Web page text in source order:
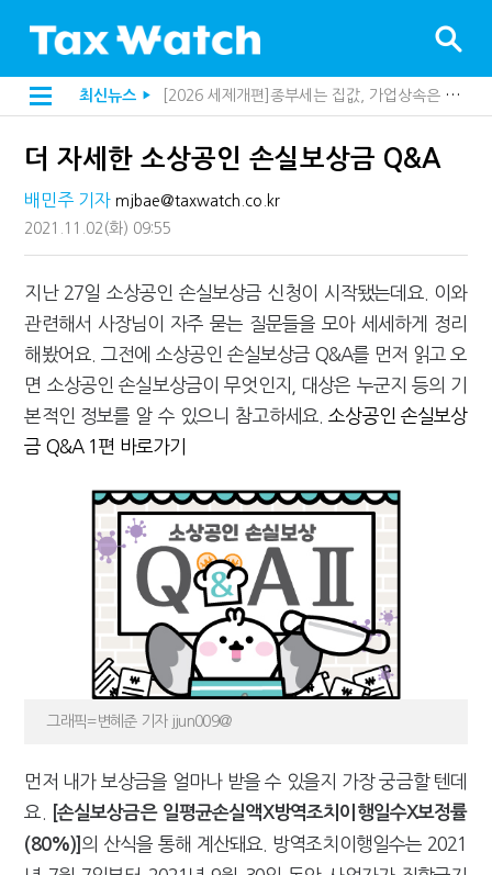
최신뉴스 ▶
[2026 세제개편]종부세는 집값, 가업상속은 기술…납세자가 꼭 볼 5가지
[2026 세제개편]10년 실거주도 불안…1주택자 세 부담 어떻게 달라질까
전자담배 통관, 이제 제품이 아니라 공급망을 본다
미국 301조 新관세, 다음은 '공급과잉 관세'인가
[인터뷰]"어떤 건물을 팔까요"…세무사에게 부동산 고민을 털어놓는 이유
"세무플랫폼 문제 해결될 것"…세무사회 진단, 왜
배달라이더 원천징수 세금 인하…환급 플랫폼 수익성 악화될까
고액자산가 더 옥죈다…해외신탁 미신고 제보에 포상금
반도체·AI로봇 국내 생산땐 세금 깎아준다
더 자세한 소상공인 손실보상금 Q&A
배민주 기자 mjbae@taxwatch.co.kr
2021.11.02 (화) 09:55
지난 27일 소상공인 손실보상금 신청이 시작됐는데요. 이와
관련해서 사장님이 자주 묻는 질문들을 모아 세세하게 정리
해봤어요. 그전에 소상공인 손실보상금 Q&A를 먼저 읽고 오
면 소상공인 손실보상금이 무엇인지, 대상은 누군지 등의 기
본적인 정보를 알 수 있으니 참고하세요. 소상공인 손실보상
금 Q&A 1편 바로가기
그래픽=변혜준 기자 jjun009@
먼저 내가 보상금을 얼마나 받을 수 있을지 가장 궁금할 텐데
요.
[손실보상금은 일평균손실액X방역조치이행일수X보정률
(80%)] 의 산식을 통해 계산돼요. 방역조치이행일수는 2021